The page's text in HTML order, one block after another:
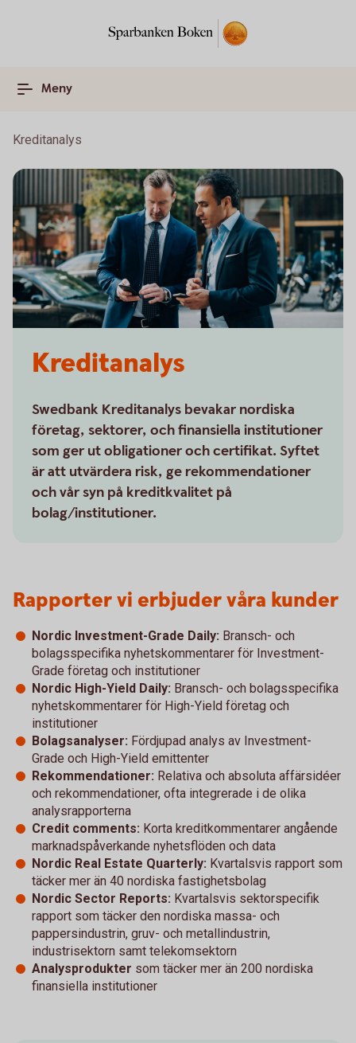
Meny
Kreditanalys
Kreditanalys
Swedbank Kreditanalys bevakar nordiska
företag, sektorer, och finansiella institutioner
som ger ut obligationer och certifikat. Syftet
är att utvärdera risk, ge rekommendationer
och vår syn på kreditkvalitet på
bolag/institutioner.
Rapporter vi erbjuder våra kunder
Nordic Investment-Grade Daily: Bransch- och
bolagsspecifika nyhetskommentarer för Investment-
Grade företag och institutioner
Nordic High-Yield Daily: Bransch- och bolagsspecifika
nyhetskommentarer för High-Yield företag och
institutioner
Bolagsanalyser: Fördjupad analys av Investment-
Grade och High-Yield emittenter
Rekommendationer: Relativa och absoluta affärsidéer
och rekommendationer, ofta integrerade i de olika
analysrapporterna
Credit comments: Korta kreditkommentarer angående
marknadspåverkande nyhetsflöden och data
Nordic Real Estate Quarterly: Kvartalsvis rapport som
täcker mer än 40 nordiska fastighetsbolag
Nordic Sector Reports: Kvartalsvis sektorspecifik
rapport som täcker den nordiska massa- och
pappersindustrin, gruv- och metallindustrin,
industrisektorn samt telekomsektorn
Analysprodukter som täcker mer än 200 nordiska
finansiella institutioner